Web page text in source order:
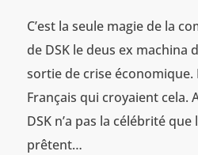
C’est la seule magie de la
de DSK le deus ex machina
sortie de crise économique.
Français qui croyaient cela.
DSK n’a pas la célébrité que
prêtent…